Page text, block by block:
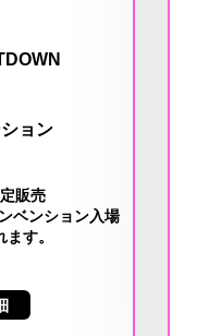
ョン
販売
ベンション入場
す。